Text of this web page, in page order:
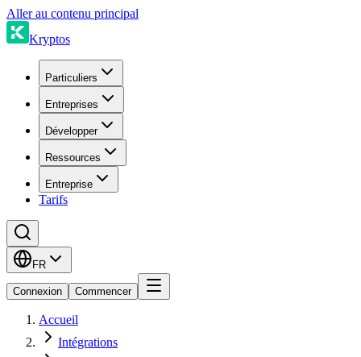
Aller au contenu principal
Kryptos
Particuliers
Entreprises
Développer
Ressources
Entreprise
Tarifs
FR
Connexion Commencer
Accueil
Intégrations